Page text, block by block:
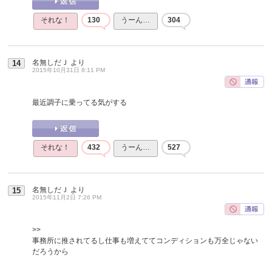
それな！ 130 うーん… 304
14 名無しだＪ より
2015年10月31日 8:11 PM
最近調子に乗ってる気がする
それな！ 432 うーん… 527
15 名無しだＪ より
2015年11月2日 7:26 PM
>>
事務所に推されてるし仕事も増えててコンディションも万全じゃない
だろうから